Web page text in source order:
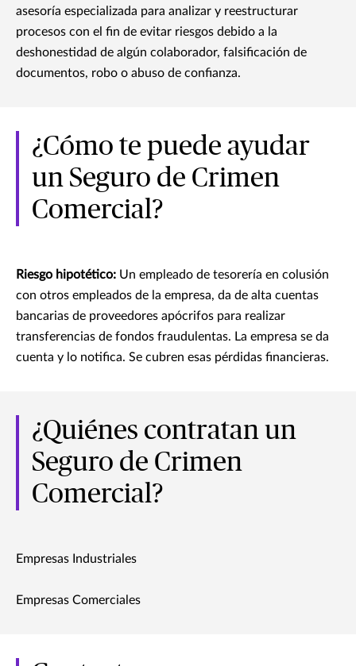
asesoría especializada para analizar y reestructurar
procesos con el fin de evitar riesgos debido a la
deshonestidad de algún colaborador, falsificación de
documentos, robo o abuso de confianza.
¿Cómo te puede ayudar
un Seguro de Crimen
Comercial?
Riesgo hipotético: Un empleado de tesorería en colusión
con otros empleados de la empresa, da de alta cuentas
bancarias de proveedores apócrifos para realizar
transferencias de fondos fraudulentas. La empresa se da
cuenta y lo notifica. Se cubren esas pérdidas financieras.
¿Quiénes contratan un
Seguro de Crimen
Comercial?
Empresas Industriales
Empresas Comerciales